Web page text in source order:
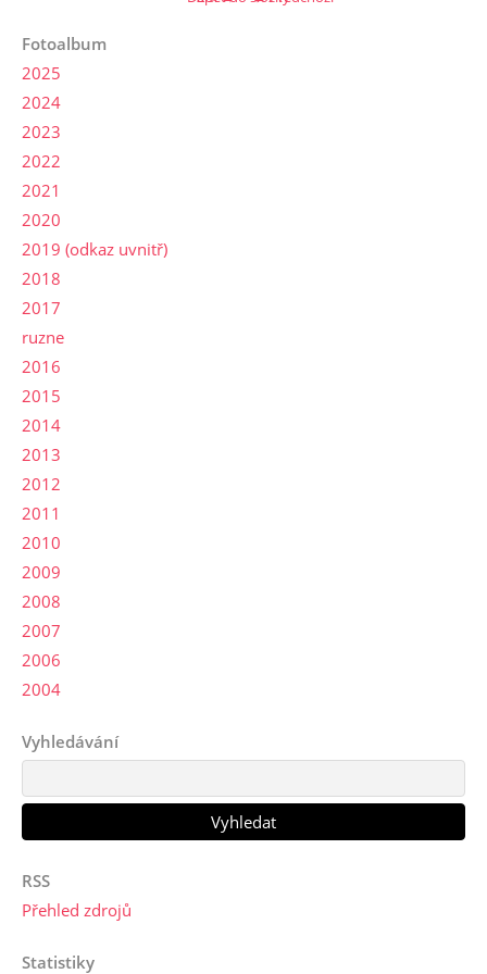
Fotoalbum
2025
2024
2023
2022
2021
2020
2019 (odkaz uvnitř)
2018
2017
ruzne
2016
2015
2014
2013
2012
2011
2010
2009
2008
2007
2006
2004
Vyhledávání
RSS
Přehled zdrojů
Statistiky